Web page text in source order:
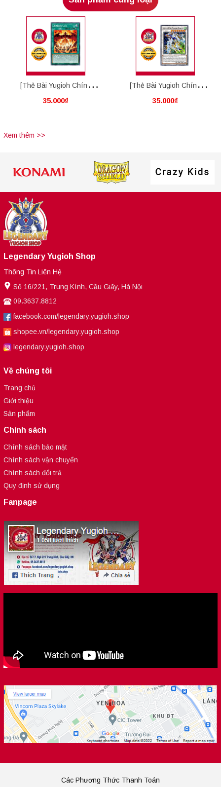
[Thẻ Bài Yugioh Chính
Hãng] Crimson Gaia
35.000₫
[Thẻ Bài Yugioh Chính
Hãng] "Crystal" Wing
35.000₫
Xem thêm >>
Legendary Yugioh Shop
Thông Tin Liên Hệ
Số 16/221, Trung Kính, Cầu Giấy, Hà Nội
09.3637.8812
facebook.com/legendary.yugioh.shop
shopee.vn/legendary.yugioh.shop
legendary.yugioh.shop
Về chúng tôi
Trang chủ
Giới thiệu
Sản phẩm
Chính sách
Chính sách bảo mật
Chính sách vận chuyển
Chính sách đổi trả
Quy định sử dụng
Fanpage
Các Phương Thức Thanh Toán